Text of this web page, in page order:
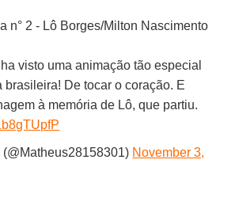
n° 2 - Lô Borges/Milton Nascimento
visto uma animação tão especial
brasileira! De tocar o coração. E
à memória de Lô, que partiu.
November 3,